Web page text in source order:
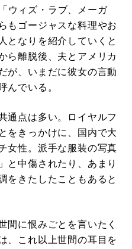
ウィズ・ラブ、メーガ
もゴージャスな料理やお
となりを紹介していくと
ら離脱後、夫とアメリカ
が、いまだに彼女の言動
んでいる。
通点は多い。ロイヤルフ
をきっかけに、国内で大
女性。派手な服装の写真
と中傷されたり、あまり
をきたしたこともあると
に恨みごとを言いたく
、これ以上世間の耳目を